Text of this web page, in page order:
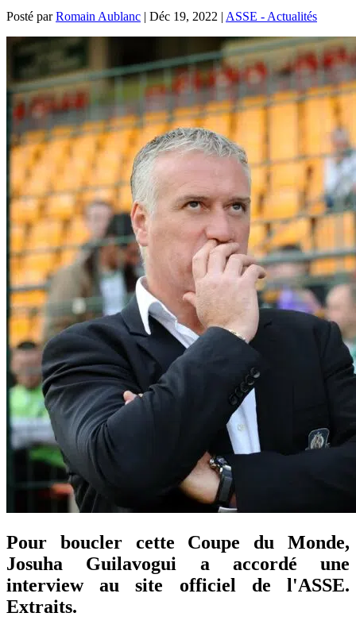
Posté parRomain Aublanc | Déc 19, 2022 | ASSE - Actualités
Pour boucler cette Coupe du Monde,
Josuha Guilavogui a accordé une
interview au site officiel de l'ASSE.
Extraits.